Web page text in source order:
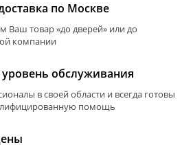
по Москве
Ваш товар «до дверей» или до
компании
обслуживания
в своей области и всегда готовы
помощь